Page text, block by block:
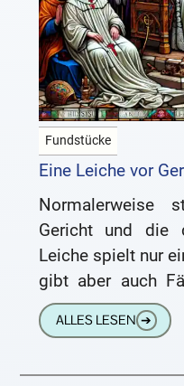
Fundstücke
Eine Leiche vor
Normalerweise
Gericht und die
Leiche spielt nur
gibt aber auch
Leiche vor Gericht
ALLES LESEN ➔